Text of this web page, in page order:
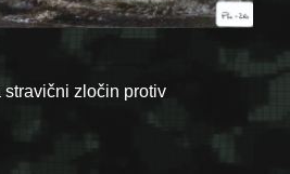
zločin protiv